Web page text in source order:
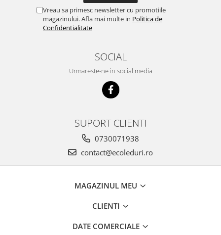
Vreau sa primesc newsletter cu promotiile
magazinului. Afla mai multe in Politica de
Confidentialitate
SOCIAL
Urmareste-ne in social media
SUPORT CLIENTI
0730071938
contact@ecoleduri.ro
MAGAZINUL MEU
CLIENTI
DATE COMERCIALE